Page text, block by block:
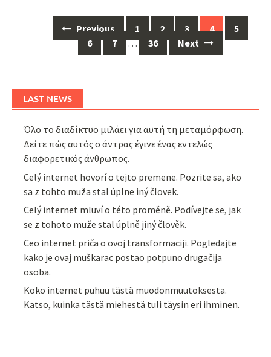
navigation
Previous 1 2 3 4
5
6
7 … 36 Next
LAST NEWS
Όλο το διαδίκτυο μιλάει για αυτή τη μεταμόρφωση.
Δείτε πώς αυτός ο άντρας έγινε ένας εντελώς
διαφορετικός άνθρωπος.
Celý internet hovorí o tejto premene. Pozrite sa, ako
sa z tohto muža stal úplne iný človek.
Celý internet mluví o této proměně. Podívejte se, jak
se z tohoto muže stal úplně jiný člověk.
Ceo internet priča o ovoj transformaciji. Pogledajte
kako je ovaj muškarac postao potpuno drugačija
osoba.
Koko internet puhuu tästä muodonmuutoksesta.
Katso, kuinka tästä miehestä tuli täysin eri ihminen.